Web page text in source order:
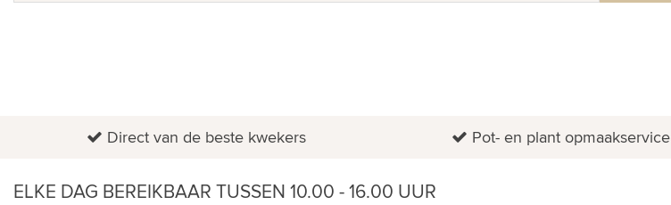
Direct van de beste kwekers Pot- en plant opmaakservice
ELKE DAG BEREIKBAAR TUSSEN 10.00 - 16.00 UUR